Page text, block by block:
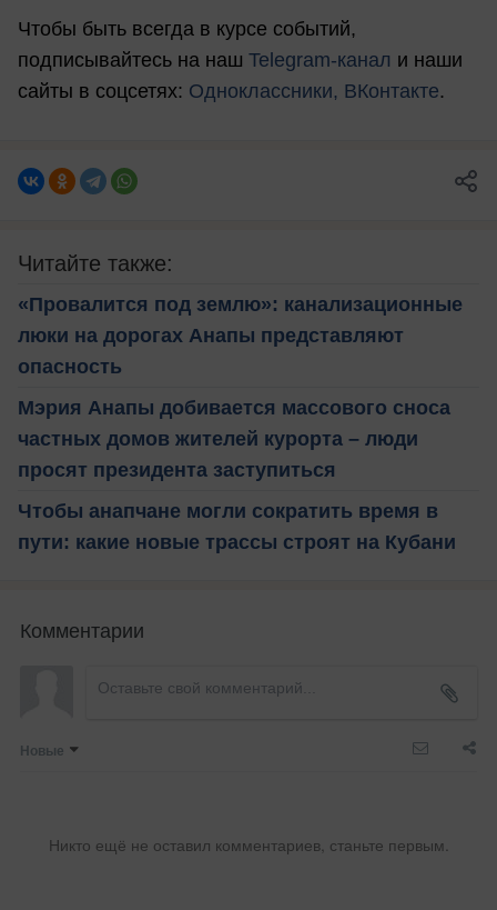
Чтобы быть всегда в курсе событий,
подписывайтесь на наш Telegram-канал и наши
сайты в соцсетях: Одноклассники, ВКонтакте.
Читайте также:
«Провалится под землю»: канализационные
люки на дорогах Анапы представляют
опасность
Мэрия Анапы добивается массового сноса
частных домов жителей курорта – люди
просят президента заступиться
Чтобы анапчане могли сократить время в
пути: какие новые трассы строят на Кубани
Комментарии
Новые
Никто ещё не оставил комментариев, станьте первым.